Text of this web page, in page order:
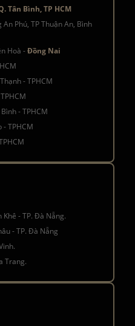
Tân Bình, TP HCM
Phú, TP Thuận An, Bình
Hoà -Đồng Nai
- TPHCM
- TPHCM
- TPHCM
- TP. Đà Nẵng.
- TP. Đà Nẵng
Trang.